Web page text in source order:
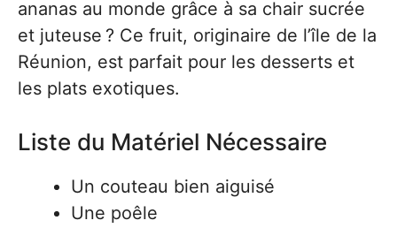
ananas au monde grâce à sa chair sucrée
et juteuse ? Ce fruit, originaire de l’île de la
Réunion, est parfait pour les desserts et
les plats exotiques.
Liste du Matériel Nécessaire
Un couteau bien aiguisé
Une poêle